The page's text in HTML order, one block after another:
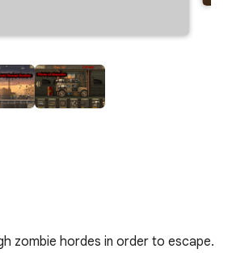
zombie hordes in order to escape.